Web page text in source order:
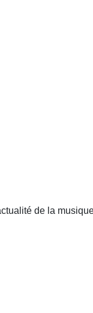
de la